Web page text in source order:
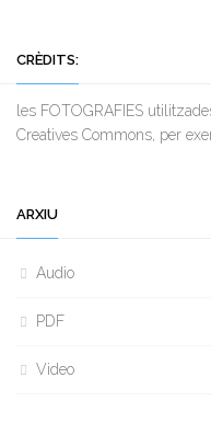
CRÈDITS:
les FOTOGRAFIES
Creatives Commons, per
ARXIU
Audio
PDF
Video